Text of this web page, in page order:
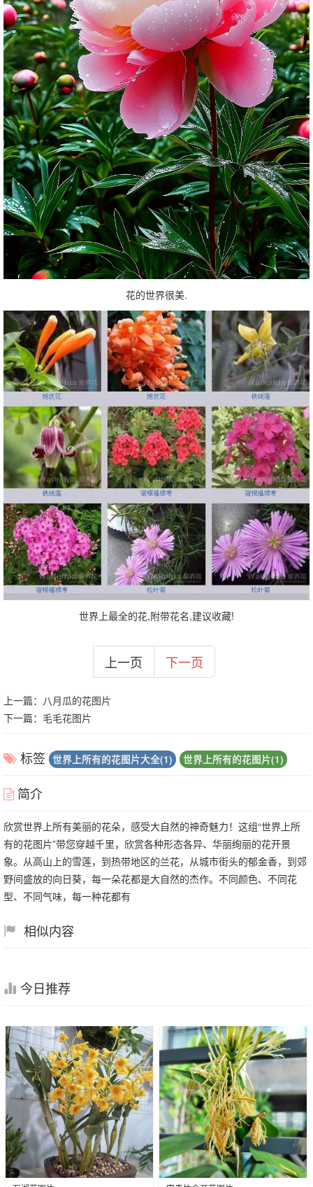
花的世界很美.
世界上最全的花,附带花名,建议收藏!
上一页 下一页
上一篇： 八月瓜的花图片
下一篇： 毛毛花图片
标签 世界上所有的花图片大全(1) 世界上所有的花图片(1)
简介
欣赏世界上所有美丽的花朵，感受大自然的神奇魅力！这组“世界上所
有的花图片”带您穿越千里，欣赏各种形态各异、华丽绚丽的花开景
象。从高山上的雪莲，到热带地区的兰花，从城市街头的郁金香，到郊
野间盛放的向日葵，每一朵花都是大自然的杰作。不同颜色、不同花
型、不同气味，每一种花都有
相似内容
今日推荐